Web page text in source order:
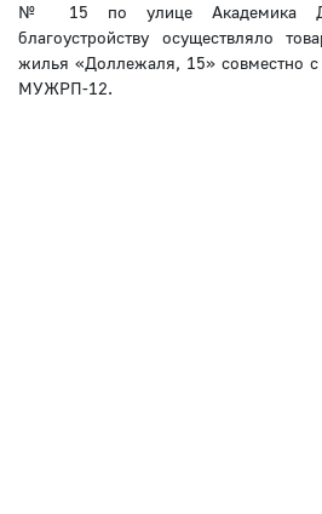
№ 15 по улице Академика
благоустройству осуществляло
жилья «Доллежаля, 15» совместно
МУЖРП-12.